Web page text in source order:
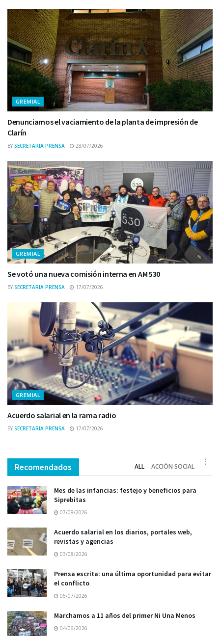
GREMIAL
Denunciamos el vaciamiento de la planta de impresión de
Clarín
BY SECRETARIA PRENSA 28/07/2026
GREMIAL
Se votó una nueva comisión interna en AM 530
BY SECRETARIA PRENSA 17/07/2026
GREMIAL
Acuerdo salarial en la rama radio
BY SECRETARIA PRENSA 17/07/2026
Recomendados ALL ACCIÓN SOCIAL
Mes de las infancias: festejo y beneficios para
Siprebitas
07/08/2026
Acuerdo salarial en los diarios, portales web,
revistas y agencias
03/08/2026
Prensa escrita: una última oportunidad para evitar
el conflicto
06/07/2026
Marchamos a 11 años del primer Ni Una Menos
04/06/2026